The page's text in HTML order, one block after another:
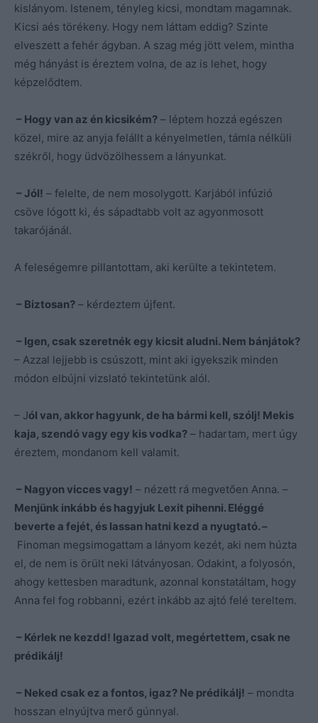
kislányom. Istenem, tényleg kicsi, mondtam magamnak.
Kicsi aés törékeny. Hogy nem láttam eddig? Szinte
elveszett a fehér ágyban. A szag még jött velem, mintha
még hányást is éreztem volna, de az is lehet, hogy
képzelődtem.
– Hogy van az én kicsikém? – léptem hozzá egészen
közel, mire az anyja felállt a kényelmetlen, támla nélküli
székről, hogy üdvözölhessem a lányunkat.
– Jól! – felelte, de nem mosolygott. Karjából infúzió
csöve lógott ki, és sápadtabb volt az agyonmosott
takarójánál.
A feleségemre pillantottam, aki kerülte a tekintetem.
– Biztosan? – kérdeztem újfent.
– Igen, csak szeretnék egy kicsit aludni. Nem bánjátok?
– Azzal lejjebb is csúszott, mint aki igyekszik minden
módon elbújni vizslató tekintetünk alól.
– Jól van, akkor hagyunk, de ha bármi kell, szólj! Mekis
kaja, szendó vagy egy kis vodka? – hadartam, mert úgy
éreztem, mondanom kell valamit.
– Nagyon vicces vagy! – nézett rá megvetően Anna. –
Menjünk inkább és hagyjuk Lexit pihenni. Eléggé
beverte a fejét, és lassan hatni kezd a nyugtató. –
Finoman megsimogattam a lányom kezét, aki nem húzta
el, de nem is örült neki látványosan. Odakint, a folyosón,
ahogy kettesben maradtunk, azonnal konstatáltam, hogy
Anna fel fog robbanni, ezért inkább az ajtó felé tereltem.
– Kérlek ne kezdd! Igazad volt, megértettem, csak ne
prédikálj!
– Neked csak ez a fontos, igaz? Ne prédikálj! – mondta
hosszan elnyújtva merő gúnnyal.